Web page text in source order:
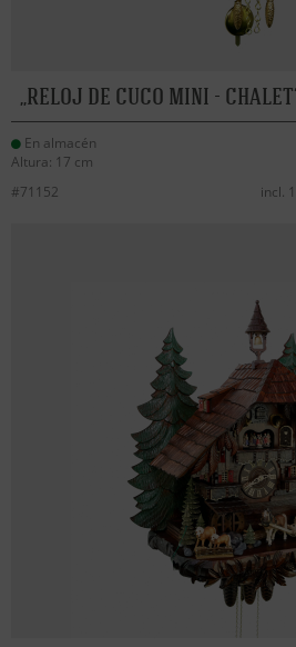
RELOJ DE CUCO MINI - CHALET
En almacén
Altura: 17 cm
#71152 incl.